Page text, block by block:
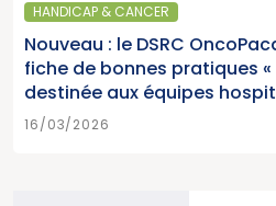
HANDICAP & CANCER
Nouveau : le DSRC
fiche de bonnes pratiques
destinée aux équipes
16/03/2026